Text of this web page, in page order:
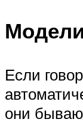
Если
они